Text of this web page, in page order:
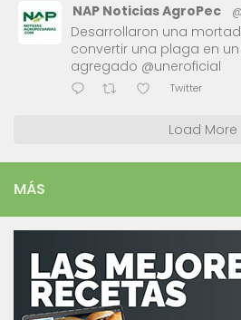
NAP Noticias AgroPec
Desarrollaron una
convertir una plaga en
agregado @uneroficial
Twitter
Load More
MÁS